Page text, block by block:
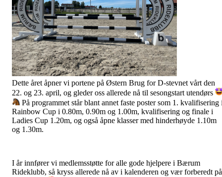
Dette året åpner vi portene på Østern Brug for D-stevnet vårt den
22. og 23. april, og gleder oss allerede nå til sesongstart utendørs
På programmet står blant annet faste poster som 1. kvalifisering
Rainbow Cup i 0.80m, 0.90m og 1.00m, kvalifisering og finale i
Ladies Cup 1.20m, og også åpne klasser med hinderhøyde 1.10m
og 1.30m.
I år innfører vi medlemsstøtte for alle gode hjelpere i Bærum
Rideklubb, så kryss allerede nå av i kalenderen og vær forberedt på